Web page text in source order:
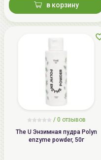
в корзину
/ 0 отзывов
The U Энзимная пудра Polyn
enzyme powder, 50г